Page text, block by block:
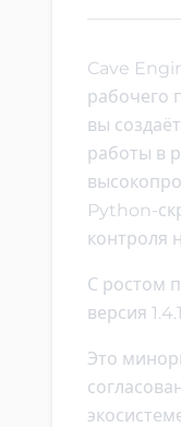
Cave
рабочего
вы
работы в
Python-
контроля
С ростом
версия
Это